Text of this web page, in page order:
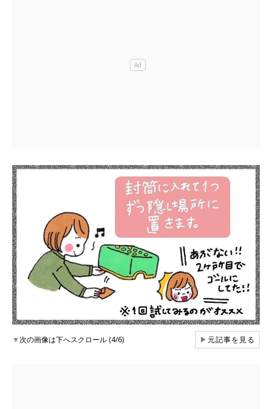
▼次の画像は下へスクロール (4/6) ▶元記事を見る